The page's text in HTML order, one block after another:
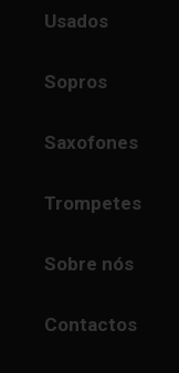
Usados
Sopros
Saxofones
Trompetes
Sobre nós
Contactos